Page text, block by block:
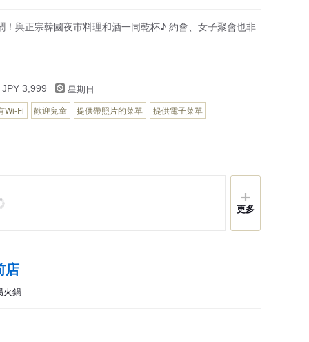
！與正宗韓國夜市料理和酒一同乾杯♪ 約會、女子聚會也非
3,999 星期日
Wi-Fi 歡迎兒童 提供帶照片的菜單 提供電子菜單
更多
店
火鍋